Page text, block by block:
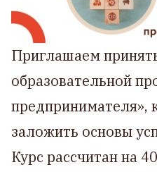
Приглашаем
образовательной
предпринимателя»,
заложить основы
Курс рассчитан на